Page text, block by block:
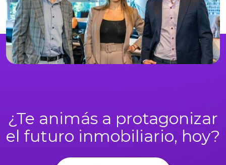
¿Te animás a protagonizar
el futuro inmobiliario, hoy?